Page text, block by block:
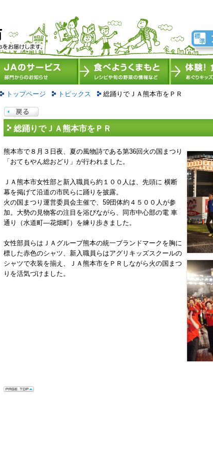
トップページ トピックス 総踊りでＪＡ熊本市をＰＲ
総踊りでＪＡ熊本市をＰＲ
熊本市で８月３日夜、夏の風物詩である第36回火の国まつり
「おてもやん総おどり」が行われました。
ＪＡ熊本市女性部と新入職員ら約１００人は、先頭に 横断
幕を掲げて沿道の市民らに踊りを披露。
火の国まつり運営委員会主催で、59団体約４５００人が参
加。大勢の見物客の注目を浴びながら、同市中心部の電 車
通り（水道町―花畑町）を練り歩きました。
女性部員らはＪＡグループ熊本の統一ブランドマークを胸に
標した赤色のシャツ、新入職員らはアグリキッズスクールの
シャツで衣装を揃え、ＪＡ熊本市をＰＲしながら火の国まつ
りを活気づけました。